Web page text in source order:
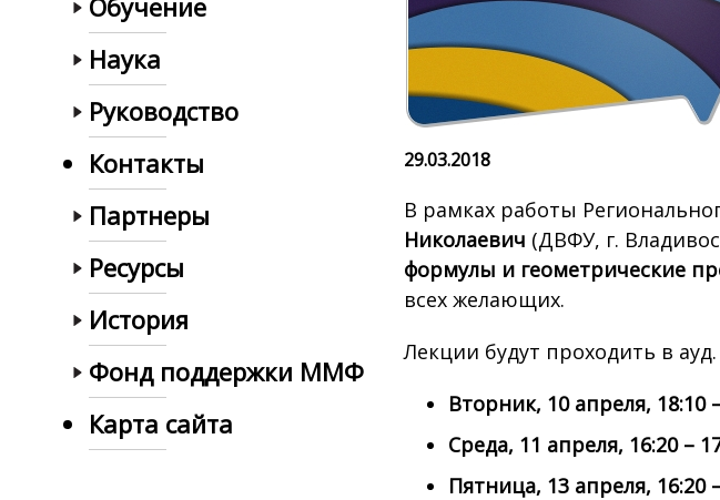
Обучение
Наука
Руководство
Контакты
Партнеры
Ресурсы
История
Фонд поддержки ММФ
Карта сайта
29.03.2018
В рамках работы
Николаевич (ДВФУ, г.
формулы и геометрические
всех желающих.
Лекции будут проходить в ауд.
Вторник, 10 апреля, 18:10
Среда, 11 апреля, 16:20 –
Пятница, 13 апреля, 16:20